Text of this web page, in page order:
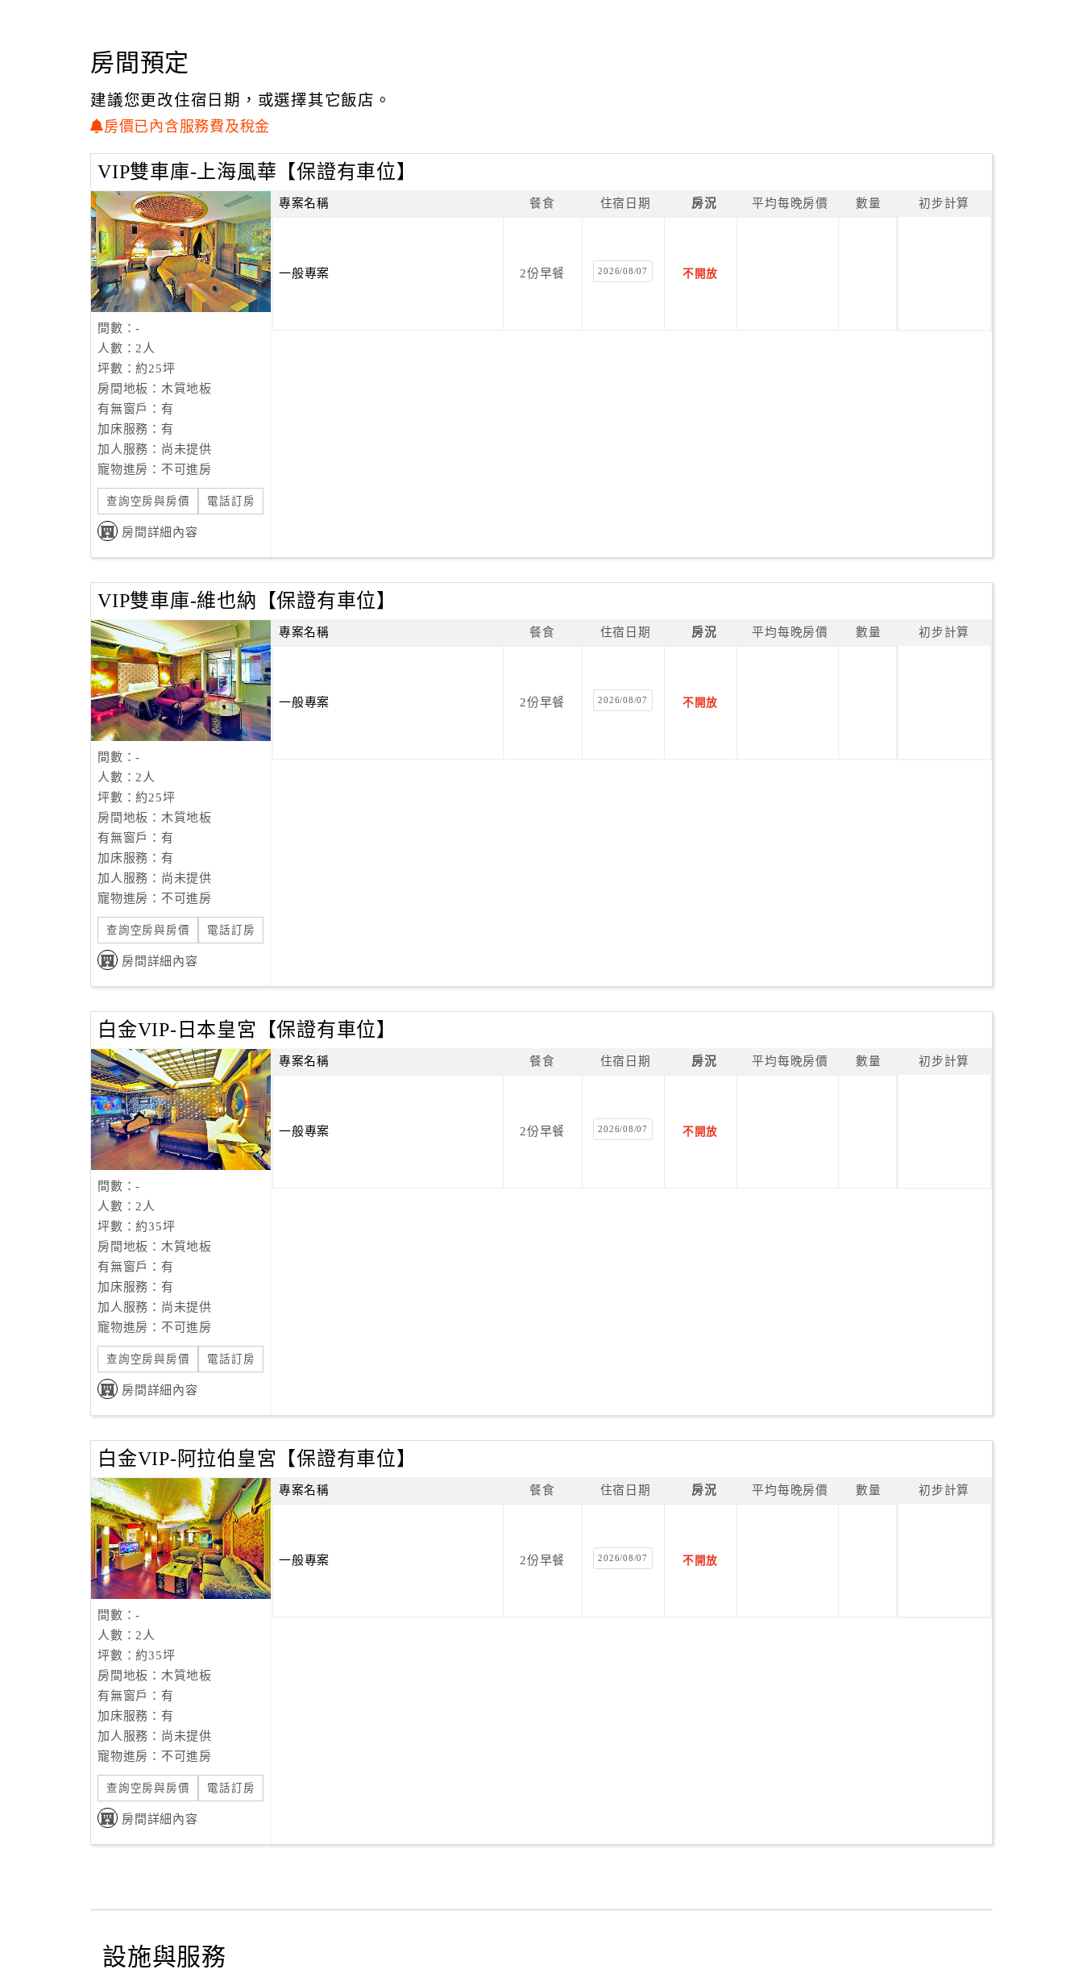
房間預定
建議您更改住宿日期，或選擇其它飯店。
房價已內含服務費及稅金
VIP雙車庫-上海風華【保證有車位】
間數：-
人數：2人
坪數：約25坪
房間地板：木質地板
有無窗戶：有
加床服務：有
加人服務：尚未提供
寵物進房：不可進房
查詢空房與房價 電話訂房
房間詳細內容
專案名稱 餐食 住宿日期 房況 平均每晚房價 數量 初步計算
一般專案 2份早餐 2026/08/07 不開放
VIP雙車庫-維也納【保證有車位】
間數：-
人數：2人
坪數：約25坪
房間地板：木質地板
有無窗戶：有
加床服務：有
加人服務：尚未提供
寵物進房：不可進房
查詢空房與房價 電話訂房
房間詳細內容
專案名稱 餐食 住宿日期 房況 平均每晚房價 數量 初步計算
一般專案 2份早餐 2026/08/07 不開放
白金VIP-日本皇宮【保證有車位】
間數：-
人數：2人
坪數：約35坪
房間地板：木質地板
有無窗戶：有
加床服務：有
加人服務：尚未提供
寵物進房：不可進房
查詢空房與房價 電話訂房
房間詳細內容
專案名稱 餐食 住宿日期 房況 平均每晚房價 數量 初步計算
一般專案 2份早餐 2026/08/07 不開放
白金VIP-阿拉伯皇宮【保證有車位】
間數：-
人數：2人
坪數：約35坪
房間地板：木質地板
有無窗戶：有
加床服務：有
加人服務：尚未提供
寵物進房：不可進房
查詢空房與房價 電話訂房
房間詳細內容
專案名稱 餐食 住宿日期 房況 平均每晚房價 數量 初步計算
一般專案 2份早餐 2026/08/07 不開放
設施與服務